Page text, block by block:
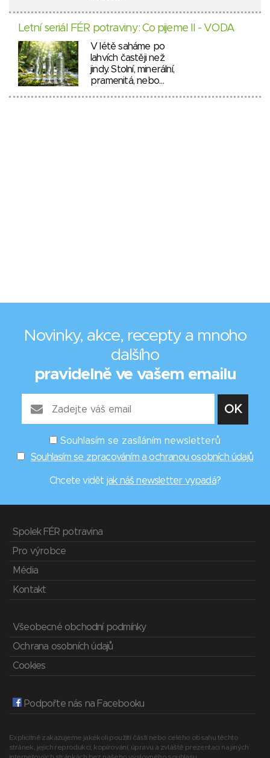
Letní seriál FÉR potraviny: Co pijeme II - VODA
V létě saháme po
lahvích častěji než
jindy. Stolní, minerální,
pramenitá, nebo…
Novinky, akce, recepty a mnoho
dalšího
pravidelně ve vašem emailu
Souhlasím se zasíláním newsletterů
Souhlasím se zpracováním a ochranou osobních údajů
Chcete vidět jak náš newsletter vypadá?
Spolek FÉR potravina
Pro výrobce
Média
Kontakt
Všeobecné obchodní podmínky
Ochrana osobních údajů
Cookies
Podpořte nás na Facebooku
Explicitně zakazujeme jakékoli použití části nebo celého obsahu těchto
stránek, jejich reprodukci, kopírování, úpravu a zvláště prezentaci na jiných